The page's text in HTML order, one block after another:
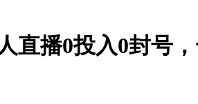
直播0投入0封号